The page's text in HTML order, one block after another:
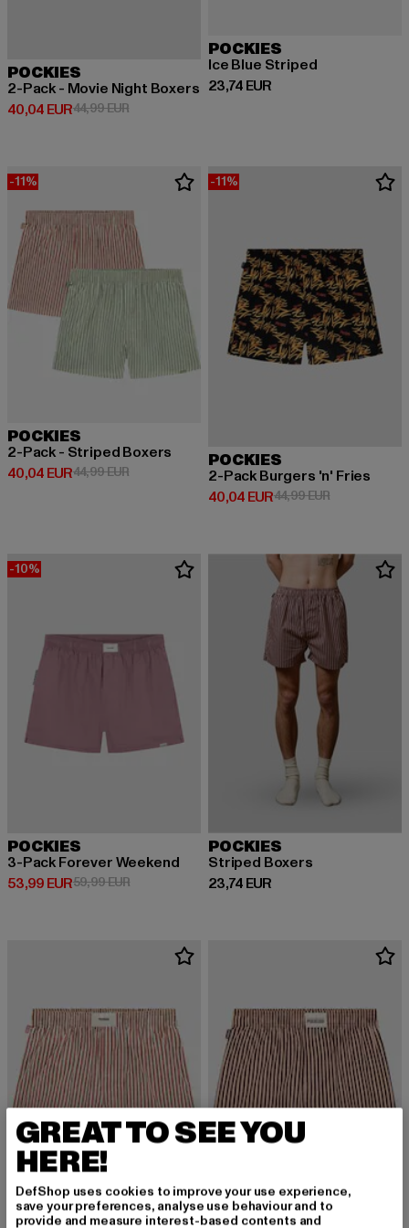
POCKIES
2-Pack - Movie Night Boxers
40,04 EUR
Prix courant: 40,04 EUR
44,99 EURPrix en promotion: 44,99 EUR
POCKIES
Ice Blue Striped
23,74 EUR
Prix courant: 23,74 EUR
-11%
POCKIES
2-Pack - Striped Boxers
40,04 EUR
Prix courant: 40,04 EUR
44,99 EURPrix en promotion: 44,99 EUR
-11%
POCKIES
2-Pack Burgers 'n' Fries
40,04 EUR
Prix courant: 40,04 EUR
44,99 EURPrix en
-10%
POCKIES
3-Pack Forever Weekend
53,99 EUR
Prix courant: 53,99 EUR
59,99 EURPrix en promotion: 59,99 EUR
POCKIES
Striped Boxers
23,74 EUR
Prix courant: 23,74 EUR
GREAT TO SEE YOU
HERE!
DefShop uses cookies to improve your use experience,
save your preferences, analyse use behaviour and to
provide and measure interest-based contents and